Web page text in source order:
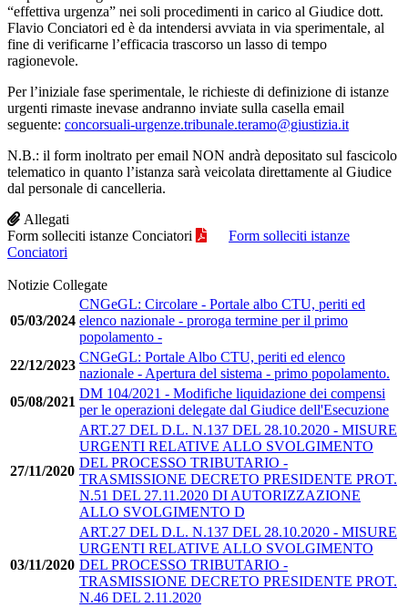
“effettiva urgenza” nei soli procedimenti in carico al Giudice dott.
Flavio Conciatori ed è da intendersi avviata in via sperimentale, al
fine di verificarne l’efficacia trascorso un lasso di tempo
ragionevole.
Per l’iniziale fase sperimentale, le richieste di definizione di istanze
urgenti rimaste inevase andranno inviate sulla casella email
seguente: concorsuali-urgenze.tribunale.teramo@giustizia.it
N.B.: il form inoltrato per email NON andrà depositato sul fascicolo
telematico in quanto l’istanza sarà veicolata direttamente al Giudice
dal personale di cancelleria.
Allegati
Form solleciti istanze Conciatori
Form solleciti istanze
Conciatori
Notizie Collegate
05/03/2024
CNGeGL: Circolare - Portale albo CTU, periti ed
elenco nazionale - proroga termine per il primo
popolamento -
22/12/2023
CNGeGL: Portale Albo CTU, periti ed elenco
nazionale - Apertura del sistema - primo popolamento.
05/08/2021
DM 104/2021 - Modifiche liquidazione dei compensi
per le operazioni delegate dal Giudice dell'Esecuzione
27/11/2020
ART.27 DEL D.L. N.137 DEL 28.10.2020 - MISURE
URGENTI RELATIVE ALLO SVOLGIMENTO
DEL PROCESSO TRIBUTARIO -
TRASMISSIONE DECRETO PRESIDENTE PROT.
N.51 DEL 27.11.2020 DI AUTORIZZAZIONE
ALLO SVOLGIMENTO D
03/11/2020
ART.27 DEL D.L. N.137 DEL 28.10.2020 - MISURE
URGENTI RELATIVE ALLO SVOLGIMENTO
DEL PROCESSO TRIBUTARIO -
TRASMISSIONE DECRETO PRESIDENTE PROT.
N.46 DEL 2.11.2020